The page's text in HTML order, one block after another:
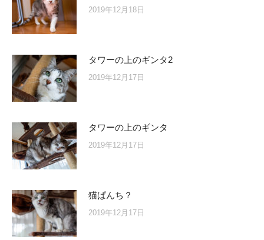
2019年12月18日
タワーの上のギンタ2
2019年12月17日
タワーの上のギンタ
2019年12月17日
猫ぱんち？
2019年12月17日